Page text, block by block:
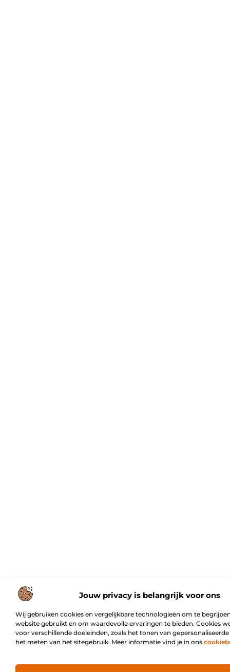
Jouw privacy is belangrijk voor ons
Wij gebruiken cookies en vergelijkbare technologieën om te
website gebruikt en om waardevolle ervaringen te bieden. Cookies
voor verschillende doeleinden, zoals het tonen van
het meten van het sitegebruik. Meer informatie vind je in ons